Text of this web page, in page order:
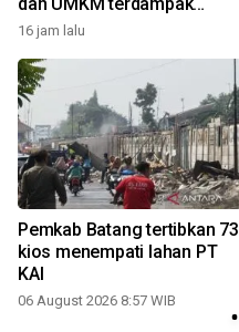
relokasi
16 jam lalu
Pemkab Batang tertibkan 73
kios menempati lahan PT
KAI
06 August 2026 8:57 WIB